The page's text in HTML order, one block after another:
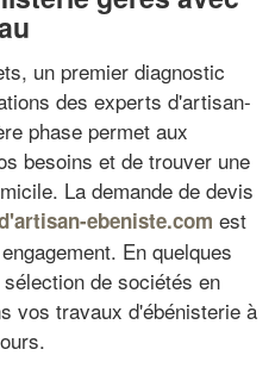
un premier diagnostic
des experts d'artisan-
phase permet aux
besoins et de trouver une
La demande de devis
ebeniste.com est
En quelques
de sociétés en
vos travaux d'ébénisterie à